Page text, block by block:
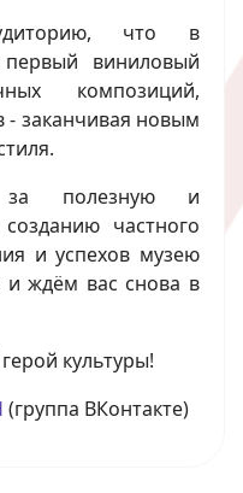
что в
первый виниловый
композиций,
- заканчивая новым
за полезную и
частного
и успехов музею
ждём вас снова в
культуры!
(группа ВКонтакте)